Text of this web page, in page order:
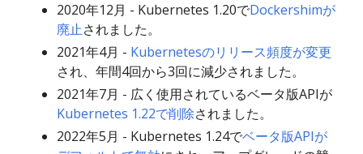
2020年12月 - Kubernetes 1.20でDockershimが
廃止されました。
2021年4月 - Kubernetesのリリース頻度が変更
され、年間4回から3回に減少されました。
2021年7月 - 広く使用されているベータ版APIが
Kubernetes 1.22で削除されました。
2022年5月 - Kubernetes 1.24でベータ版APIが